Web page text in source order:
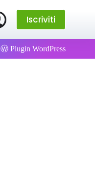
Iscriviti
Ⓦ Plugin WordPress